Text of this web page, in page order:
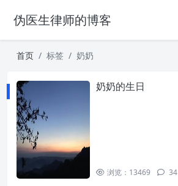
伪医生律师的博客
首页 标签 奶奶
奶奶的生日
浏览：13469 34